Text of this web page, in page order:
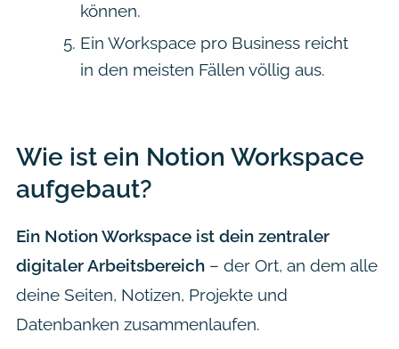
können.
Ein Workspace pro Business reicht
in den meisten Fällen völlig aus.
Wie ist ein Notion Workspace
aufgebaut?
Ein Notion Workspace ist dein zentraler
digitaler Arbeitsbereich– der Ort, an dem alle
deine Seiten, Notizen, Projekte und
Datenbanken zusammenlaufen.